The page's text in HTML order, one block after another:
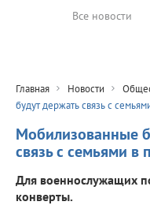
Все новости
Главная Новости
будут держать связь с
Мобилизованные
связь с семьями в
Для военнослужащих
конверты.